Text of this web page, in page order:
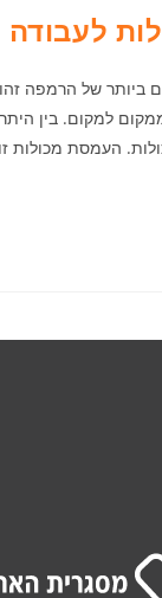
לעבודה
ביותר של הרמפה
למקום. בין
העמסת מכולות